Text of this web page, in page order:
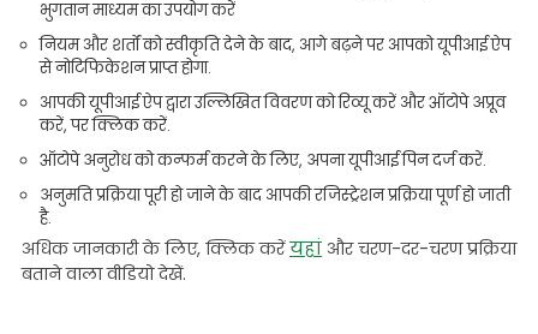
भुगतान माध्यम का उपयोग करें
नियम और शर्तों को स्वीकृति देने के बाद, आगे बढ़ने पर आपको यूपीआई ऐप
से नोटिफिकेशन प्राप्त होगा.
आपकी यूपीआई ऐप द्वारा उल्लिखित विवरण को रिव्यू करें और ऑटोपे अप्रूव
करें, पर क्लिक करें.
ऑटोपे अनुरोध को कन्फर्म करने के लिए, अपना यूपीआई पिन दर्ज करें.
अनुमति प्रक्रिया पूरी हो जाने के बाद आपकी रजिस्ट्रेशन प्रक्रिया पूर्ण हो जाती
है.
अधिक जानकारी के लिए, क्लिक करेंयहां और चरण-दर-चरण प्रक्रिया
बताने वाला वीडियो देखें.